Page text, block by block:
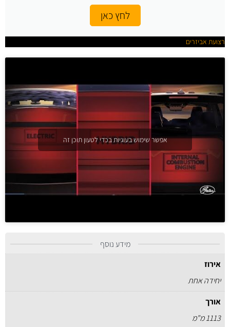
לחץ כאן
רצועת אביזרים
אפשר שימוש בעוגיות בכדי לטעון תוכן זה
מידע נוסף
אירוז
יחידה אחת
אורך
1113 מ"מ